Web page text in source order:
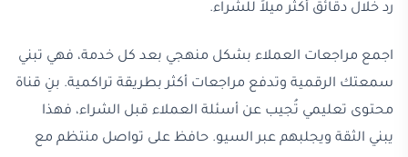
رد خلال دقائق أكثر ميلاً للشراء.
اجمع مراجعات العملاء بشكل منهجي بعد كل خدمة، فهي تبني
سمعتك الرقمية وتدفع مراجعات أكثر بطريقة تراكمية. بنِ قناة
محتوى تعليمي تُجيب عن أسئلة العملاء قبل الشراء، فهذا
يبني الثقة ويجلبهم عبر السيو. حافظ على تواصل منتظم مع